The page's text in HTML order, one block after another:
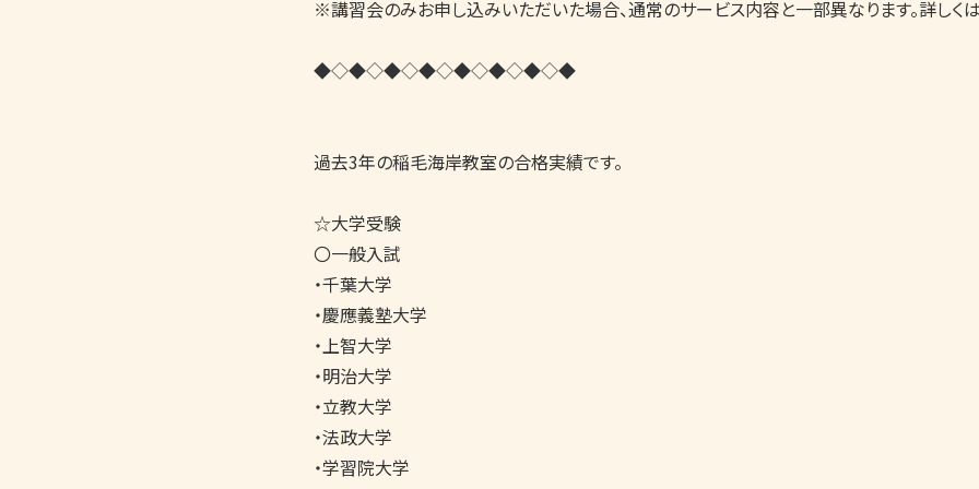
※講習会のみお申し込みいただいた場合、通常のサービス内容と一部異なります。詳しく
◆◇◆◇◆◇◆◇◆◇◆◇◆◇◆
過去3年の稲毛海岸教室の合格実績です。
☆大学受験
〇一般入試
・千葉大学
・慶應義塾大学
・上智大学
・明治大学
・立教大学
・法政大学
・学習院大学